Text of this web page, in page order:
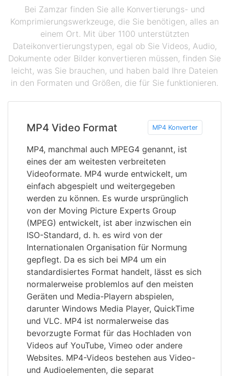
Bei Zamzar finden Sie alle Konvertierungs- und
Komprimierungswerkzeuge, die Sie benötigen, alles an
einem Ort. Mit über 1100 unterstützten
Dateikonvertierungstypen, egal ob Sie Videos, Audio,
Dokumente oder Bilder konvertieren müssen, finden Sie
leicht, was Sie brauchen, und haben bald Ihre Dateien
in den Formaten und Größen, die für Sie funktionieren.
MP4 Video Format MP4 Konverter
MP4, manchmal auch MPEG4 genannt, ist
eines der am weitesten verbreiteten
Videoformate. MP4 wurde entwickelt, um
einfach abgespielt und weitergegeben
werden zu können. Es wurde ursprünglich
von der Moving Picture Experts Group
(MPEG) entwickelt, ist aber inzwischen ein
ISO-Standard, d. h. es wird von der
Internationalen Organisation für Normung
gepflegt. Da es sich bei MP4 um ein
standardisiertes Format handelt, lässt es sich
normalerweise problemlos auf den meisten
Geräten und Media-Playern abspielen,
darunter Windows Media Player, QuickTime
und VLC. MP4 ist normalerweise das
bevorzugte Format für das Hochladen von
Videos auf YouTube, Vimeo oder andere
Websites. MP4-Videos bestehen aus Video-
und Audioelementen, die separat